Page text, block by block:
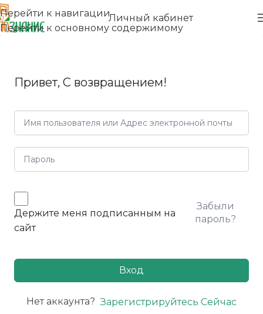
Перейти к навигации
Перейти к основному содержимому
Личный кабинет
Привет, С возвращением!
Держите меня подписанным на
сайт
Забыли
пароль?
Вход
Нет аккаунта? Зарегистрируйтесь Сейчас